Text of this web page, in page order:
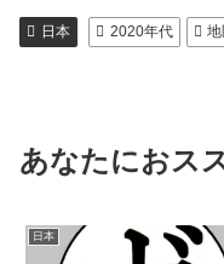
日本 2020年代
あなたにおス
日本